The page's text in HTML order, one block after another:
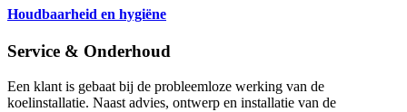
Houdbaarheid en hygiëne
Service & Onderhoud
Een klant is gebaat bij de probleemloze werking van de
koelinstallatie. Naast advies, ontwerp en installatie van de